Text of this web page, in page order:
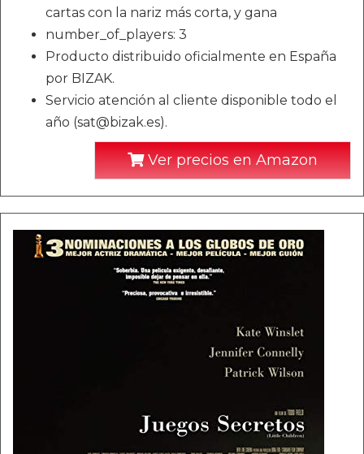
cartas con la nariz más corta, y gana
number_of_players: 3
Producto distribuido oficialmente en España
por BIZAK.
Servicio atención al cliente disponible todo el
año (sat@bizak.es).
Ver precios en Amazon